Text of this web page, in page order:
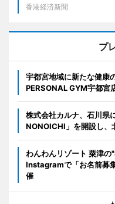
香港経済新聞
プ
宇都宮地域に新たな健康
PERSONAL GYM宇都宮
株式会社カルナ、石川県
NONOICHI」を開設し、
わんわんリゾート 粟津の
Instagramで「お名前募
催